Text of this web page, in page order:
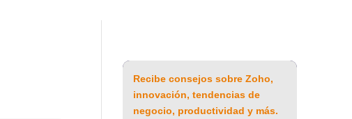
Recibe consejos sobre Zoho,
innovación, tendencias de
negocio, productividad y más.